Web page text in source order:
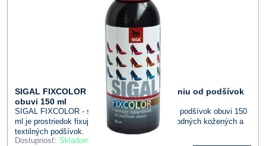
SIGAL FIXCOLOR - sprej proti zafarbovaniu od podšívok
obuvi 150 ml
SIGAL FIXCOLOR - sprej proti zafarbovaniu od podšívok obuvi 150
ml je prostriedok fixujúci farebný pigment u prírodných kožených a
textilných podšívok.
Dostupnosť: Skladom